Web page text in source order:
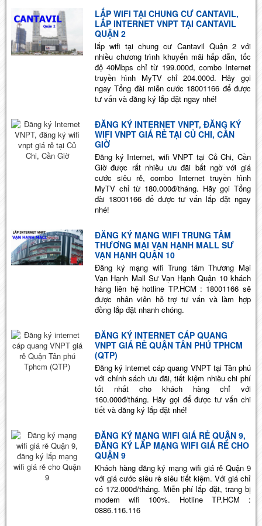
LẮP WIFI TẠI CHUNG CƯ CANTAVIL,
LẮP INTERNET VNPT TẠI CANTAVIL
QUẬN 2
lắp wifi tại chung cư Cantavil Quận 2 với
nhiều chương trình khuyến mãi hấp dẫn, tốc
độ 40Mbps chỉ từ 199.000đ, combo Internet
truyền hình MyTV chỉ 204.000đ. Hãy gọi
ngay Tổng đài miễn cước 18001166 để được
tư vấn và đăng ký lắp đặt ngay nhé!
ĐĂNG KÝ INTERNET VNPT, ĐĂNG KÝ
WIFI VNPT GIÁ RẺ TẠI CỦ CHI, CẦN
GIỜ
Đăng ký Internet, wifi VNPT tại Củ Chi, Cần
Giờ được rất nhiều ưu đãi bất ngờ với giá
cước siêu rẻ, combo Internet truyền hình
MyTV chỉ từ 180.000đ/tháng. Hãy gọi Tổng
đài 18001166 để được tư vấn lắp đặt ngay
nhé!
ĐĂNG KÝ MẠNG WIFI TRUNG TÂM
THƯƠNG MẠI VẠN HẠNH MALL SƯ
VẠN HẠNH QUẬN 10
Đăng ký mạng wifi Trung tâm Thương Mại
Vạn Hạnh Mall Sư Vạn Hạnh Quận 10 khách
hàng liên hệ hotline TP.HCM : 18001166 sẽ
được nhân viên hỗ trợ tư vấn và làm hợp
đồng lắp đặt nhanh chóng.
ĐĂNG KÝ INTERNET CÁP QUANG
VNPT GIÁ RẺ QUẬN TÂN PHÚ TPHCM
(QTP)
Đăng ký internet cáp quang VNPT tại Tân phú
với chính sách ưu đãi, tiết kiệm nhiều chi phí
tốt nhất cho khách hàng chỉ với
160.000đ/tháng. Hãy gọi để được tư vấn chi
tiết và đăng ký lắp đặt nhé!
ĐĂNG KÝ MẠNG WIFI GIÁ RẺ QUẬN 9,
ĐĂNG KÝ LẮP MẠNG WIFI GIÁ RẺ CHO
QUẬN 9
Khách hàng đăng ký mạng wifi giá rẻ Quận 9
với giá cước siêu rẻ siêu tiết kiệm. Với giá chỉ
có 172.000đ/tháng. Miễn phí lắp đặt, trang bị
modem wifi 100%. Hotline TP.HCM :
0886.116.116